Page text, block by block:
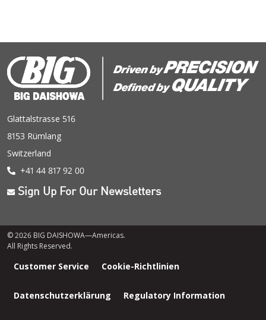
Glattalstrasse 516
8153 Rümlang
Switzerland
+41 44 817 92 00
Sign Up For Our Newsletters
© 2026 BIG DAISHOWA—Americas.
All Rights Reserved.
Customer Service Cookie-Richtlinien
Datenschutzerklärung Regulatory Information